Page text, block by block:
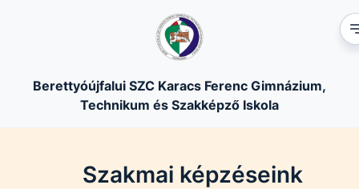
Berettyóújfalui SZC Karacs Ferenc Gimnázium,
Technikum és Szakképző Iskola
Szakmai képzéseink